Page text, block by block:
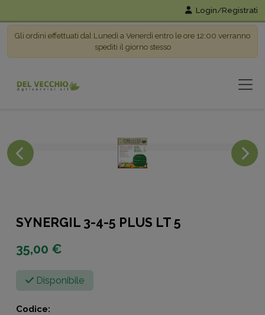
Login/Registrati
Gli ordini effettuati dal Lunedì a Venerdì entro le ore 12:00 verranno
spediti il giorno stesso
SYNERGIL 3-4-5 PLUS LT 5
35,00 €
Disponibile
Codice: